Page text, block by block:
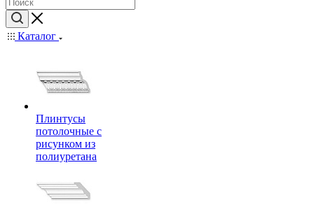
Каталог
Плинтусы
потолочные с
рисунком из
полиуретана